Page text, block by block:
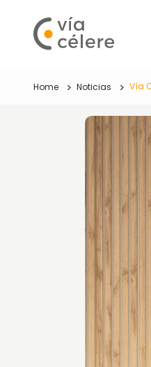
Home Noticias Vía